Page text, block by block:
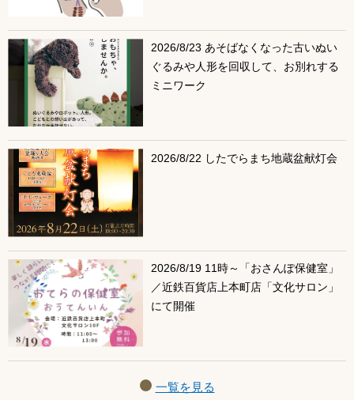
2026/8/23 あそばなくなった古いぬい
ぐるみや人形を回収して、お別れする
ミニワーク
2026/8/22 したでらまち地蔵盆献灯会
2026/8/19 11時～「おさんぽ保健室」
／近鉄百貨店上本町店「文化サロン」
にて開催
一覧を見る